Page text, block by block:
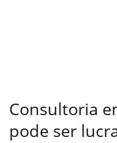
Consultoria
pode ser